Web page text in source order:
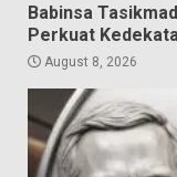
Babinsa
Perkuat
August 8, 2026